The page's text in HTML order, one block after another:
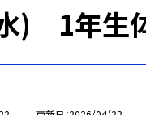
) 1年生